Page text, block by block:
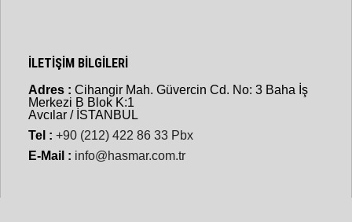
İLETİŞİM BİLGİLERİ
Adres : Cihangir Mah. Güvercin Cd. No: 3 Baha İş
Merkezi B Blok K:1
Avcılar / İSTANBUL
Tel : +90 (212) 422 86 33 Pbx
E-Mail : info@hasmar.com.tr